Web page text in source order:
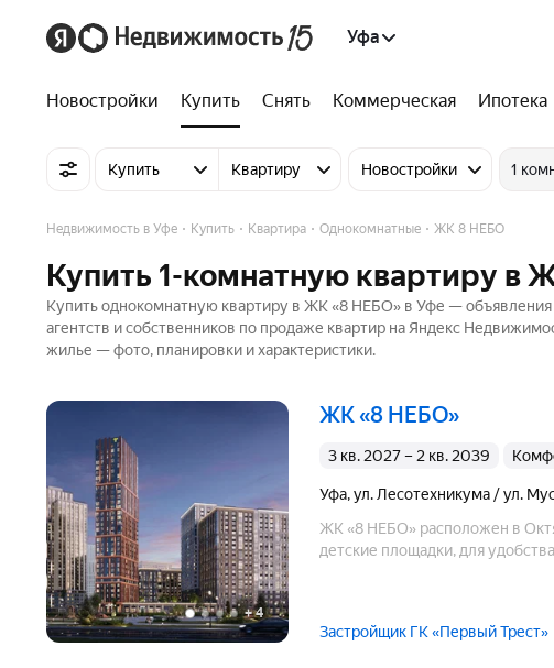
Уфа
Новостройки Купить Снять Коммерческая Ипотека
Купить Квартиру Новостройки 1
Недвижимость в Уфе Купить Квартира Однокомнатные ЖК 8 НЕБО
Купить 1-комнатную квартиру в
Купить однокомнатную квартиру в ЖК «8 НЕБО» в Уфе —
агентств и собственников по продаже квартир на Яндекс
жилье — фото, планировки и характеристики.
ЖК «8 НЕБО»
3 кв. 2027 – 2 кв. 2039
Уфа,ул. Лесотехникума / ул.
ЖК «8 НЕБО» расположен в
детские площадки, для
Застройщик ГК «Первый Трест»
+4